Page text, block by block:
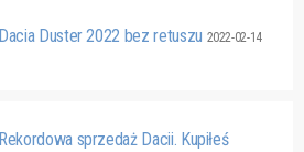
Dacia Duster 2022 bez retuszu 2022-02-14
Rekordowa sprzedaż Dacii. Kupiłeś